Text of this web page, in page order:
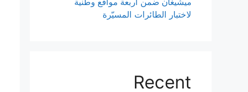
ميشيغان ضمن أربعة مواقع وطنية
لاختبار الطائرات المسيّرة
Recent